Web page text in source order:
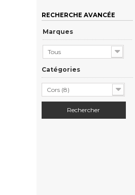
RECHERCHE AVANCÉE
Marques
Tous
Catégories
Cors (8)